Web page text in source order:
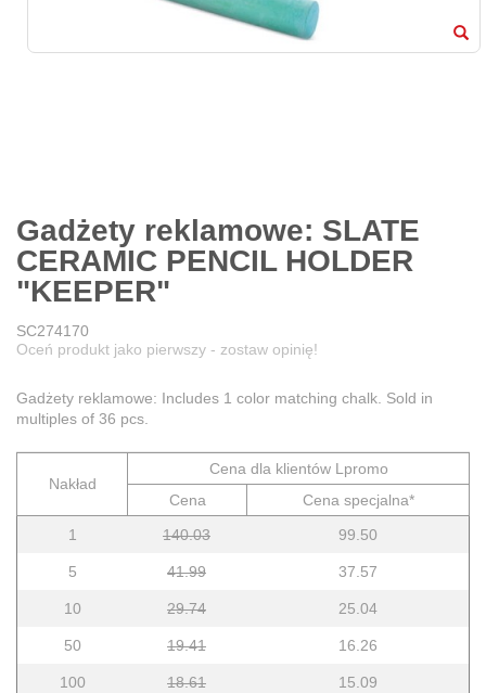
Gadżety reklamowe: SLATE
CERAMIC PENCIL HOLDER
"KEEPER"
SC274170
Oceń produkt jako pierwszy - zostaw opinię!
Gadżety reklamowe: Includes 1 color matching chalk. Sold in
multiples of 36 pcs.
Nakład
Cena dla klientów Lpromo
Cena
Cena specjalna*
1
140.03 99.50
5 41.99 37.57
10 29.74 25.04
50 19.41 16.26
100 18.61 15.09